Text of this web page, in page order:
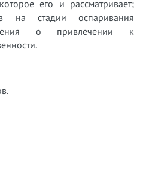
его и рассматривает;
на стадии оспаривания
о привлечении к